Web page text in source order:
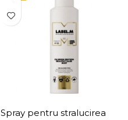
Spray pentru stralucirea